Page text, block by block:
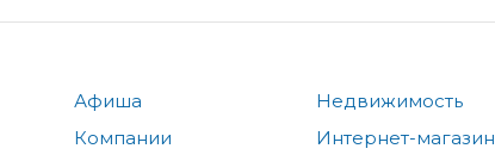
Афиша
Компании
Недвижимость
Интернет-магазин